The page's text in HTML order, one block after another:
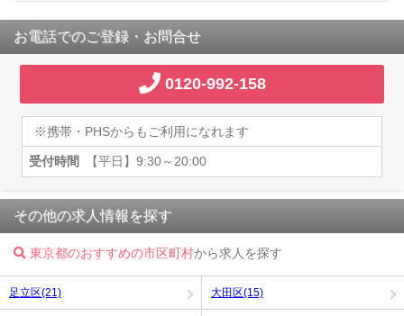
お電話でのご登録・お問合せ
0120-992-158
※携帯・PHSからもご利用になれます
受付時間 【平日】9:30～20:00
その他の求人情報を探す
東京都のおすすめの市区町村から求人を探す
足立区(21) 大田区(15)